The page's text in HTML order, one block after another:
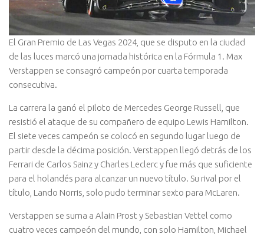
El Gran Premio de Las Vegas 2024, que se disputo en la ciudad
de las luces marcó una jornada histórica en la Fórmula 1. Max
Verstappen se consagró campeón por cuarta temporada
consecutiva.
La carrera la ganó el piloto de Mercedes George Russell, que
resistió el ataque de su compañero de equipo Lewis Hamilton.
El siete veces campeón se colocó en segundo lugar luego de
partir desde la décima posición. Verstappen llegó detrás de los
Ferrari de Carlos Sainz y Charles Leclerc y fue más que suficiente
para el holandés para alcanzar un nuevo título. Su rival por el
título, Lando Norris, solo pudo terminar sexto para McLaren.
Verstappen se suma a Alain Prost y Sebastian Vettel como
cuatro veces campeón del mundo, con solo Hamilton, Michael